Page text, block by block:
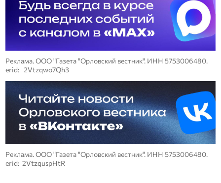
Реклама. ООО "Газета "Орловский вестник". ИНН 5753006480.
erid: 2Vtzqwo7Qh3
Реклама. ООО "Газета "Орловский вестник". ИНН 5753006480.
erid: 2VtzquspHtR